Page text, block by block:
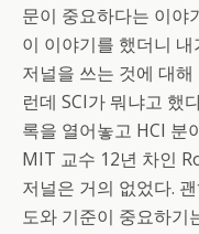
문이 중요하다는 이야
이 이야기를 했더니
저널을 쓰는 것에 대
런데 SCI가 뭐냐고 했
록을 열어놓고 HCI 분
MIT 교수 12년 차인
저널은 거의 없었다.
도와 기준이 중요하기